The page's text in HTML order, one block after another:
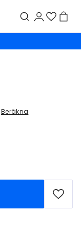
Beräkna